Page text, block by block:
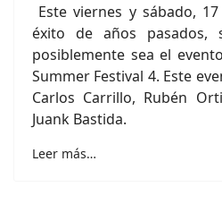
Este viernes y sábado,
éxito de años pasados,
posiblemente sea el
Summer Festival 4. Este
Carlos Carrillo, Rubén
Juank Bastida.
Leer más…